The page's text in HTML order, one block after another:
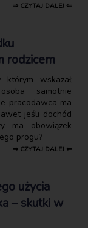
⇒ CZYTAJ DALEJ ⇐
rodzicem
którym wskazał
samotnie
pracodawca ma
jeśli dochód
ma obowiązek
progu?
⇒ CZYTAJ DALEJ ⇐
użycia
– skutki w